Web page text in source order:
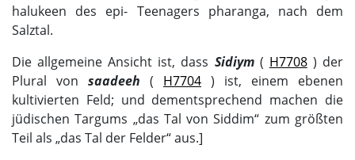
halukeen des epi- Teenagers pharanga, nach dem
Salztal.
Die allgemeine Ansicht ist, dass Sidiym( H7708) der
Plural von saadeeh ( H7704 ) ist, einem ebenen
kultivierten Feld; und dementsprechend machen die
jüdischen Targums „das Tal von Siddim“ zum größten
Teil als „das Tal der Felder“ aus.]